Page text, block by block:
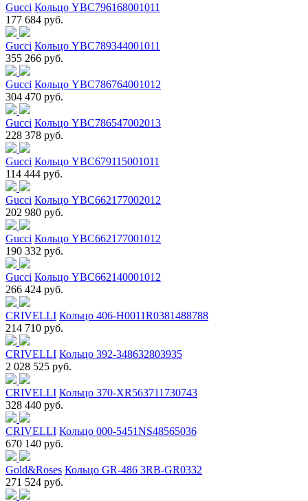
Gucci Кольцо YBC796168001011
177 684 руб.
Gucci Кольцо YBC789344001011
355 266 руб.
Gucci Кольцо YBC786764001012
304 470 руб.
Gucci Кольцо YBC786547002013
228 378 руб.
Gucci Кольцо YBC679115001011
114 444 руб.
Gucci Кольцо YBC662177002012
202 980 руб.
Gucci Кольцо YBC662177001012
190 332 руб.
Gucci Кольцо YBC662140001012
266 424 руб.
CRIVELLI Кольцо 406-H0011R0381488788
214 710 руб.
CRIVELLI Кольцо 392-348632803935
2 028 525 руб.
CRIVELLI Кольцо 370-XR563711730743
328 440 руб.
CRIVELLI Кольцо 000-5451NS48565036
670 140 руб.
Gold&Roses Кольцо GR-486 3RB-GR0332
271 524 руб.